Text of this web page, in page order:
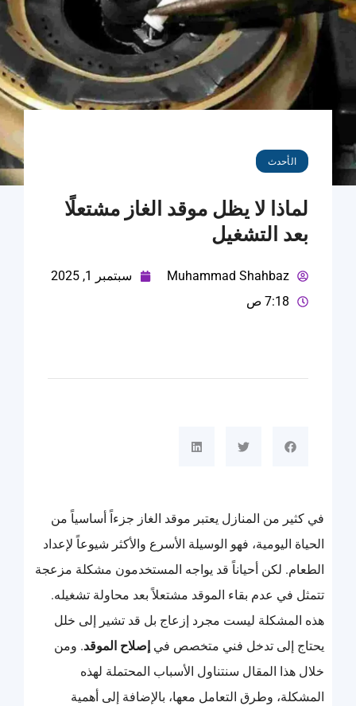
الأحدث
لماذا لا يظل موقد الغاز مشتعلًا
بعد التشغيل
Muhammad Shahbaz
سبتمبر 1, 2025
7:18 ص
في كثير من المنازل يعتبر موقد الغاز جزءاً أساسياً من
الحياة اليومية، فهو الوسيلة الأسرع والأكثر شيوعاً لإعداد
الطعام. لكن أحياناً قد يواجه المستخدمون مشكلة مزعجة
تتمثل في عدم بقاء الموقد مشتعلاً بعد محاولة تشغيله.
هذه المشكلة ليست مجرد إزعاج بل قد تشير إلى خلل
يحتاج إلى تدخل فني متخصص في إصلاح الموقد. ومن
خلال هذا المقال سنتناول الأسباب المحتملة لهذه
المشكلة، وطرق التعامل معها، بالإضافة إلى أهمية